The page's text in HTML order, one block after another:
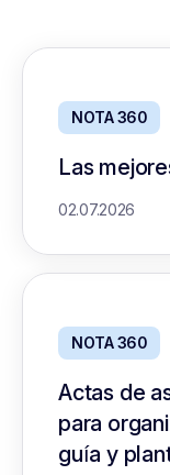
NOTA 360
Las
02.07.2026
NOTA 360
Actas de
para
guía y